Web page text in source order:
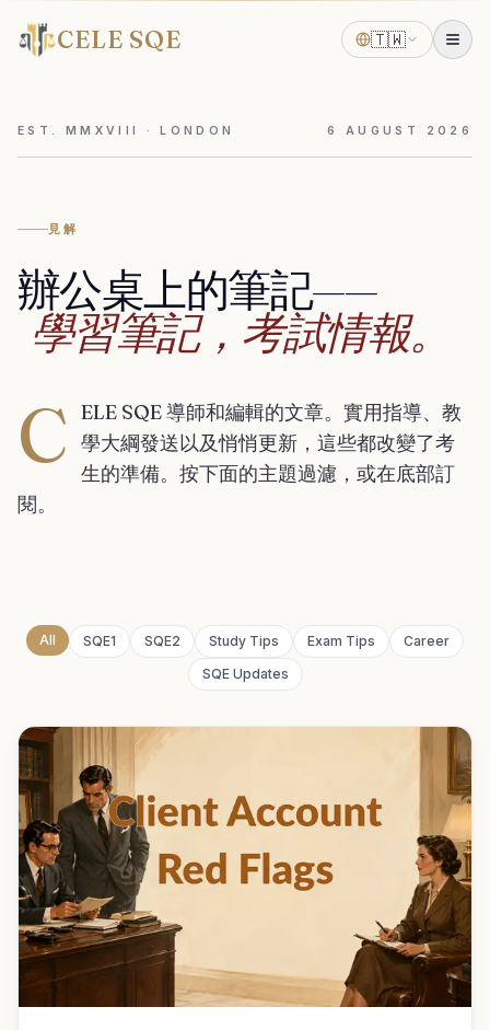
CELE SQE 🇹🇼
EST. MMXVIII · LONDON 6 AUGUST 2026
見解
辦公桌上的筆記——
學習筆記，考試情報。
C
ELE SQE 導師和編輯的文章。實用指導、教
學大綱發送以及悄悄更新，這些都改變了考
生的準備。按下面的主題過濾，或在底部訂
閱。
All SQE1 SQE2 Study Tips Exam Tips
Career
SQE Updates